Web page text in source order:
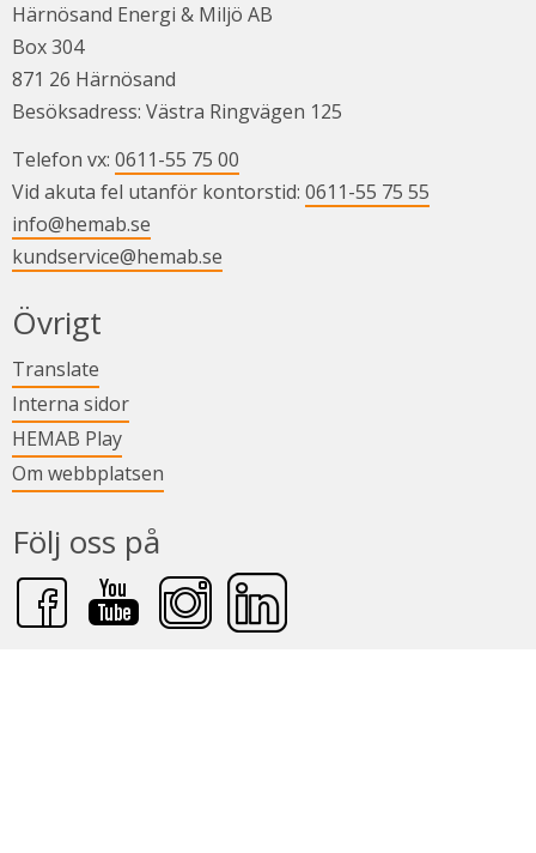
Härnösand Energi & Miljö AB
Box 304
871 26 Härnösand
Besöksadress: Västra Ringvägen 125
Telefon vx: 0611-55 75 00
Vid akuta fel utanför kontorstid: 0611-55 75 55
info@hemab.se
kundservice@hemab.se
Övrigt
Translate
Interna sidorLänk till annan webbplats.
HEMAB PlayLänk till annan webbplats.
Om webbplatsen
Följ oss på